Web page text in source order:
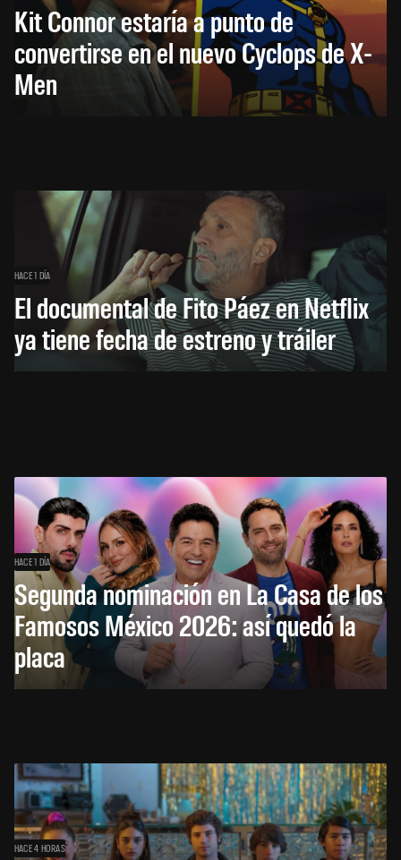
Kit Connor estaría a punto de
convertirse en el nuevo Cyclops de X-
Men
HACE 1 DÍA
El documental de Fito Páez en Netflix
ya tiene fecha de estreno y tráiler
HACE 1 DÍA
Segunda nominación en La Casa de los
Famosos México 2026: así quedó la
placa
HACE 4 HORAS